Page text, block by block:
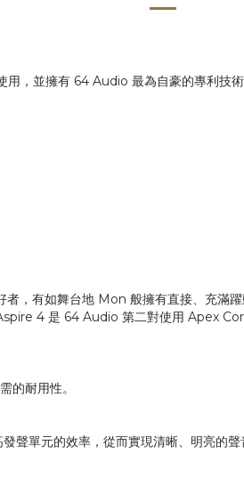
，並擁有 64 Audio 最為自豪的專利
有如舞台地 Mon 般擁有直接、充滿
4 是 64 Audio 第二對使用 Apex
的耐用性。
聲單元的效率，從而實現清晰、明亮的聲